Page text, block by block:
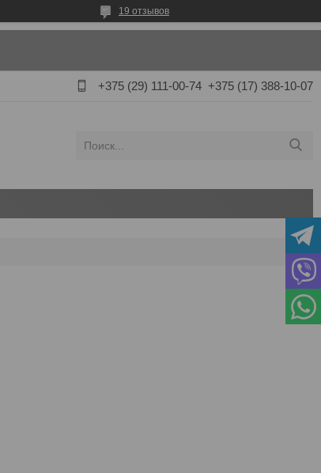
19 отзывов
+375 (29) 111-00-74 +375 (17) 388-10-07